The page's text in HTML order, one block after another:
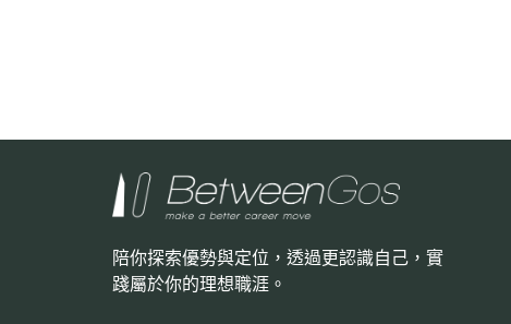
陪你探索優勢與定位，透過更認識自己，實
踐屬於你的理想職涯。